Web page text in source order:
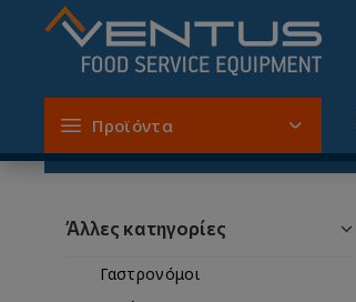
Προϊόντα
Ράφια-Ραφιέρες
Φίλτρα
Άλλες κατηγορίες
Γαστρονόμοι